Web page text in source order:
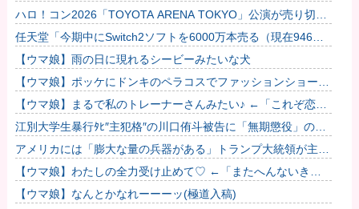
ハロ！コン2026「TOYOTA ARENA TOKYO」公演が売り切れ
ない
任天堂「今期中にSwitch2ソフトを6000万本売る（現在946万
本達成）」
【ウマ娘】雨の日に現れるシービーみたいな犬
【ウマ娘】ポッケにドンキのペラコスでファッションショーし
てほしい…
【ウマ娘】まるで私のトレーナーさんみたい♪ ←「これぞ恋愛
強者スペ一族…」
江別大学生暴行ﾀﾋ″主犯格″の川口侑斗被告に「無期懲役」の判
決→当時17歳少年に「懲役30年」の判決
アメリカには「膨大な量の兵器がある」トランプ大統領が主
張…在庫枯渇の報道受け！
【ウマ娘】わたしの全力受け止めて♡ ←「またへんないきも
のがふえてる…」
【ウマ娘】なんとかなれーーーッ(極道入稿)